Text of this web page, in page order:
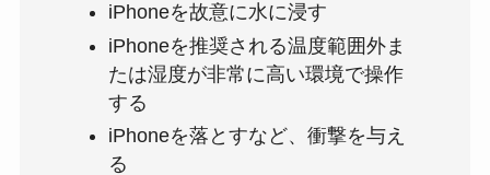
iPhoneを故意に水に浸す
iPhoneを推奨される温度範囲外ま
たは湿度が非常に高い環境で操作
する
iPhoneを落とすなど、衝撃を与え
る